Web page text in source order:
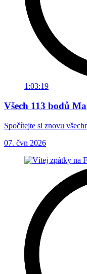
1:03:19
Všech 113 bodů
Spočítejte si znovu
07. čvn 2026